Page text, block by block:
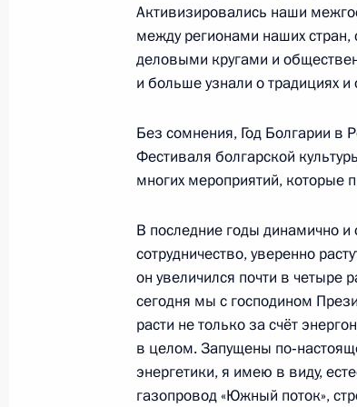
Телефонный разговор с
8 января 2009 года, 19:20
Официальный визит в
17 − 18 января 2008 года
Государственный визит в
28 февраля − 3 марта 2003 года
Активизировались наши
между регионами наших
деловыми кругами и
и больше узнали о традициях
Без сомнения, Год Болгарии в
Фестиваля болгарской
многих мероприятий, которые
В последние годы динамично
сотрудничество, уверенно
он увеличился почти в четыре
сегодня мы с господином
расти не только за счёт
в целом. Запущены
энергетики, я имею в виду,
газопровод «Южный поток»,